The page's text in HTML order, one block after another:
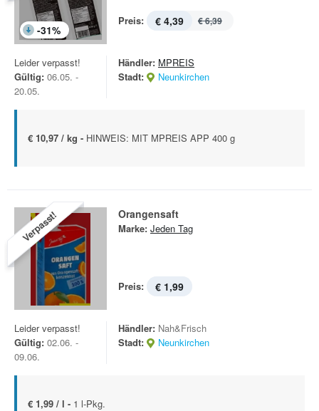
-31%
Preis: € 4,39 € 6,39
Leider verpasst!
Gültig: 06.05. -
20.05.
Händler: MPREIS
Stadt:
Neunkirchen
€ 10,97 / kg - HINWEIS: MIT MPREIS APP 400 g
Verpasst! Orangensaft
Marke: Jeden Tag
Preis: € 1,99
Leider verpasst!
Gültig: 02.06. -
09.06.
Händler: Nah&Frisch
Stadt:
Neunkirchen
€ 1,99 / l - 1 l-Pkg.